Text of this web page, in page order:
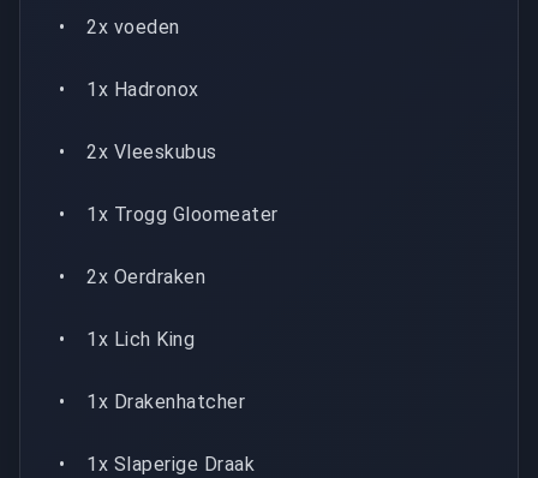
• 2x voeden
• 1x Hadronox
• 2x Vleeskubus
• 1x Trogg Gloomeater
• 2x Oerdraken
• 1x Lich King
• 1x Drakenhatcher
• 1x Slaperige Draak